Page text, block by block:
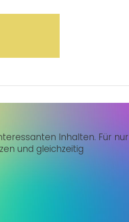
Inhalten. Für nur
und gleichzeitig